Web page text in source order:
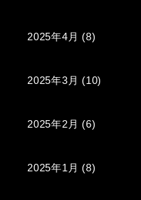
2025年4月 (8)
2025年3月 (10)
2025年2月 (6)
2025年1月 (8)